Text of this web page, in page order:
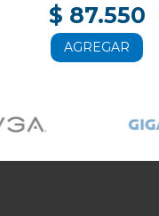
$ 87.550
AGREGAR